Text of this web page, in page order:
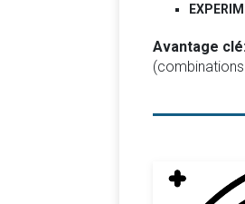
Avantage